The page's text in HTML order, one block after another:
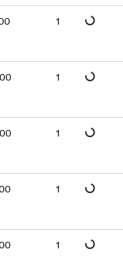
1
1
1 Daten werden geladen. Bitte warten...
1 Daten werden geladen. Bitte warten...
1 Daten werden geladen. Bitte warten...